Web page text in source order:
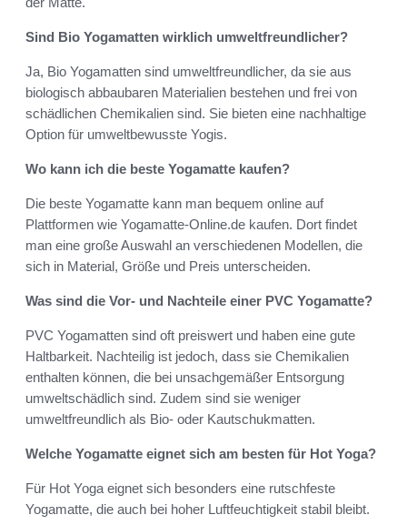
Sind Bio Yogamatten wirklich umweltfreundlicher?
Ja, Bio Yogamatten sind umweltfreundlicher, da sie aus
biologisch abbaubaren Materialien bestehen und frei von
schädlichen Chemikalien sind. Sie bieten eine nachhaltige
Option für umweltbewusste Yogis.
Wo kann ich die beste Yogamatte kaufen?
Die beste Yogamatte kann man bequem online auf
Plattformen wie Yogamatte-Online.de kaufen. Dort findet
man eine große Auswahl an verschiedenen Modellen, die
sich in Material, Größe und Preis unterscheiden.
Was sind die Vor- und Nachteile einer PVC Yogamatte?
PVC Yogamatten sind oft preiswert und haben eine gute
Haltbarkeit. Nachteilig ist jedoch, dass sie Chemikalien
enthalten können, die bei unsachgemäßer Entsorgung
umweltschädlich sind. Zudem sind sie weniger
umweltfreundlich als Bio- oder Kautschukmatten.
Welche Yogamatte eignet sich am besten für Hot Yoga?
Für Hot Yoga eignet sich besonders eine rutschfeste
Yogamatte, die auch bei hoher Luftfeuchtigkeit stabil bleibt.